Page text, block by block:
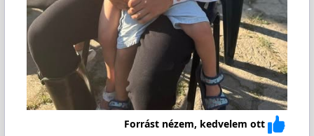
Forrást nézem, kedvelem ott